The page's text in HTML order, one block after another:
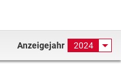
Anzeigejahr 2024